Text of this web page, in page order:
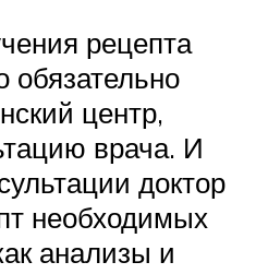
рецепта
центр,
врача. И
доктор
необходимых
анализы и